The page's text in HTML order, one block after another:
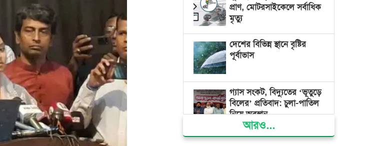
প্রাণ, মোটরসাইকেলে সর্বাধিক
মৃত্যু
দেশের বিভিন্ন স্থানে বৃষ্টির
পূর্বাভাস
গ্যাস সংকট, বিদ্যুতের ‘ভূতুড়ে
বিলের’ প্রতিবাদ: চুলা-পাতিল
নিয়ে অবস্থান
ক্ষমতার কেন্দ্র গণভবন থেকে
আরও...